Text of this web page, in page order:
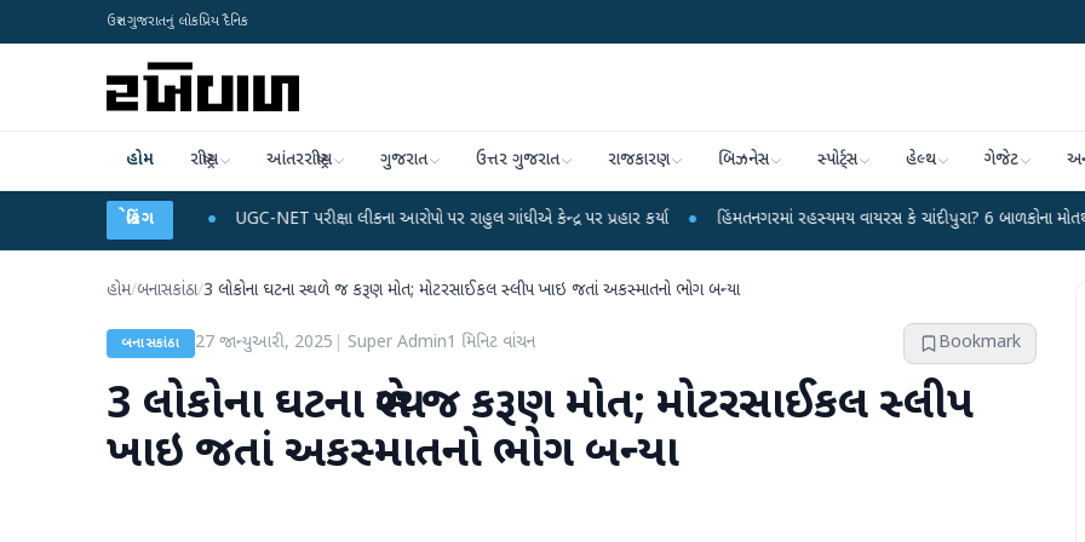
ઉત્તર ગુજરાતનું લોકપ્રિય દૈનિક
હોમ રાષ્ટ્રીય આંતરરાષ્ટ્રીય ગુજરાત ઉત્તર ગુજરાત રાજકારણ બિઝનેસ સ્પોર્ટ્સ હેલ્થ ગેજેટ
બ્રેકિંગ
UGC-NET પરીક્ષા લીકના આરોપો પર રાહુલ ગાંધીએ કેન્દ્ર પર પ્રહાર કર્યા ● હિંમતનગરમાં રહસ્યમય વાયરસ કે ચાંદીપુરા? 6 બાળકોના મોતથી ફફડાટ ●
હોમ/બનાસકાંઠા/3 લોકોના ઘટના સ્થળે જ કરૂણ મોત; મોટરસાઈકલ સ્લીપ ખાઇ જતાં અકસ્માતનો ભોગ બન્યા
બનાસકાંઠા 27 જાન્યુઆરી, 2025 Super Admin1 મિનિટ વાંચન Bookmark
3 લોકોના ઘટના સ્થળે જ કરૂણ મોત; મોટરસાઈકલ સ્લીપ
ખાઇ જતાં અકસ્માતનો ભોગ બન્યા